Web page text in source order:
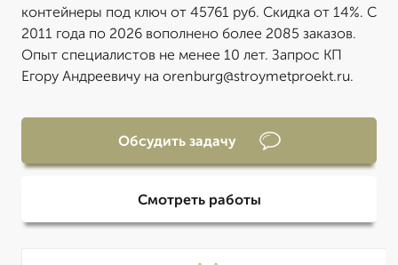
контейнеры под ключ от 45761 руб. Скидка от 14%. С
2011 года по 2026 вополнено более 2085 заказов.
Опыт специалистов не менее 10 лет. Запрос КП
Егору Андреевичу на orenburg@stroymetproekt.ru.
Обсудить задачу
Смотреть работы